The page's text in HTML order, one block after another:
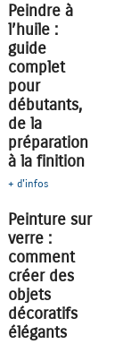
Peindre à
l’huile :
guide
complet
pour
débutants,
de la
préparation
à la finition
+ d'infos
Peinture sur
verre :
comment
créer des
objets
décoratifs
élégants